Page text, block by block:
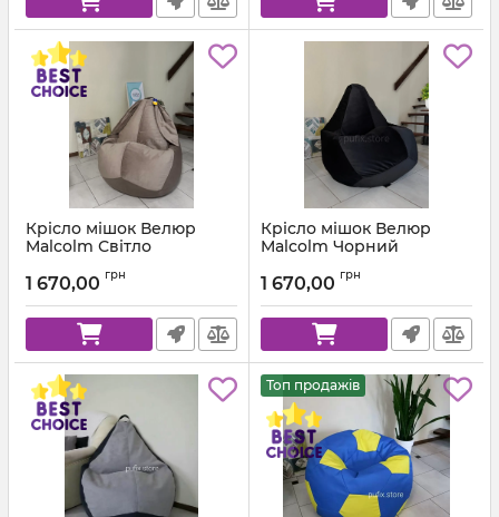
Крісло мішок Велюр
Malcolm Світло
Артикул: km-malcolm-22-l
1 670,00 грн
Крісло мішок Велюр
Malcolm Чорний
1 670,00 грн
Топ продажів